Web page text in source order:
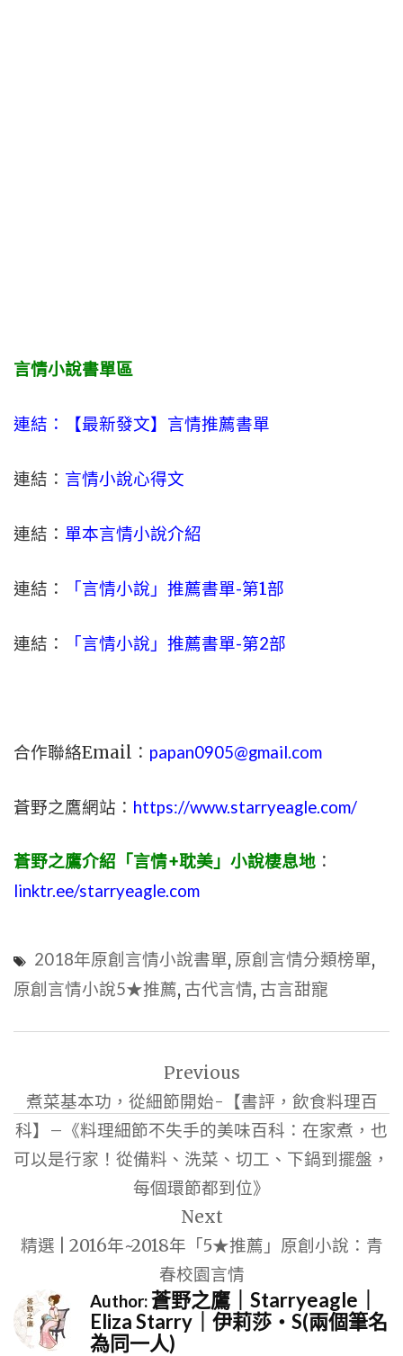
言情小說書單區
連結：【最新發文】 言情推薦書單
連結： 言情小說心得文
連結： 單本言情小說介紹
連結： 「言情小說」推薦書單-第1部
連結： 「言情小說」推薦書單-第2部
合作聯絡Email： papan0905@gmail.com
蒼野之鷹網站： https://www.starryeagle.com/
蒼野之鷹介紹「言情+耽美」小說棲息地 ：
linktr.ee/starryeagle.com
2018年原創言情小說書單, 原創言情分類榜單,
原創言情小說5★推薦, 古代言情, 古言甜寵
導
覽
Previous
煮菜基本功，從細節開始-【書評，飲食料理百
科】–《料理細節不失手的美味百科：在家煮，也
可以是行家！從備料、洗菜、切工、下鍋到擺盤，
每個環節都到位》
Next
精選 | 2016年~2018年「5★推薦」原創小說：青
春校園言情
Author:蒼野之鷹｜Starryeagle｜
Eliza Starry｜伊莉莎・S(兩個筆名
為同一人)